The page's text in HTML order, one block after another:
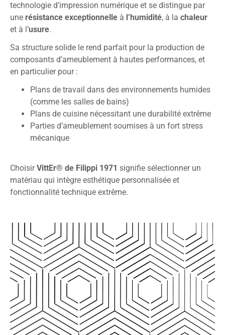
technologie d’impression numérique et se distingue par
une résistance exceptionnelle à l’humidité, à la chaleur
et à l’usure.
Sa structure solide le rend parfait pour la production de
composants d’ameublement à hautes performances, et
en particulier pour :
Plans de travail dans des environnements humides
(comme les salles de bains)
Plans de cuisine nécessitant une durabilité extrême
Parties d’ameublement soumises à un fort stress
mécanique
ChoisirVittEr® de Filippi 1971 signifie sélectionner un
matériau qui intègre esthétique personnalisée et
fonctionnalité technique extrême.